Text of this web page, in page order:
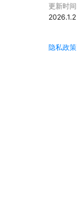
更新时间
2026.1.2
隐私政策